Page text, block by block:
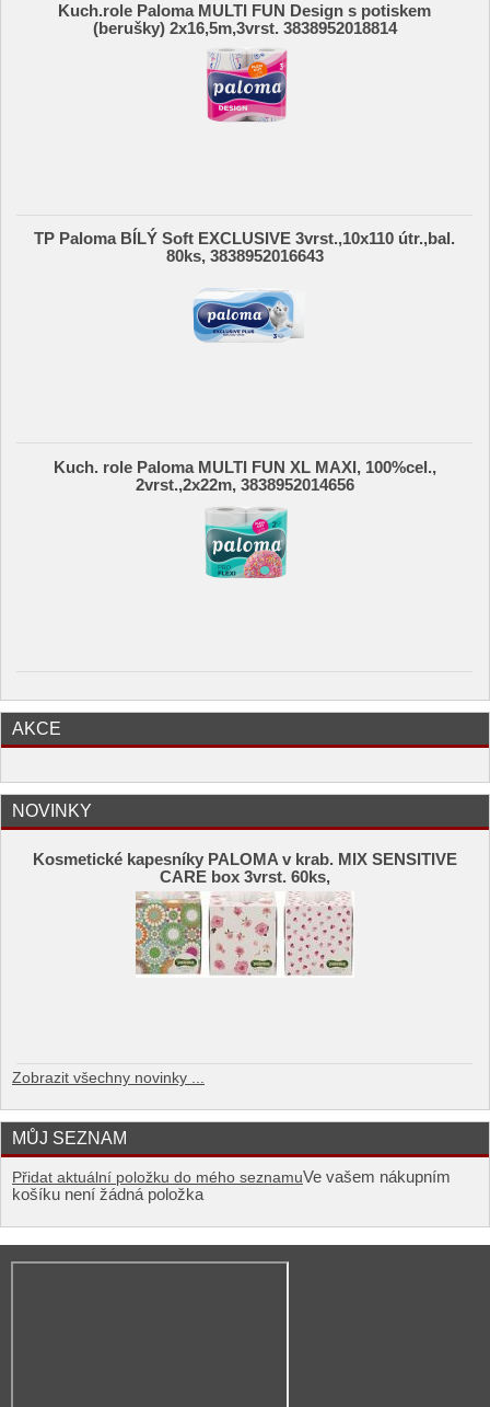
Kuch.role Paloma MULTI FUN Design s potiskem
(berušky) 2x16,5m,3vrst. 3838952018814
TP Paloma BÍLÝ Soft EXCLUSIVE 3vrst.,10x110 útr.,bal.
80ks, 3838952016643
Kuch. role Paloma MULTI FUN XL MAXI, 100%cel.,
2vrst.,2x22m, 3838952014656
AKCE
NOVINKY
Kosmetické kapesníky PALOMA v krab. MIX SENSITIVE
CARE box 3vrst. 60ks,
Zobrazit všechny novinky ...
MŮJ SEZNAM
Přidat aktuální položku do mého seznamuVe vašem nákupním
košíku není žádná položka